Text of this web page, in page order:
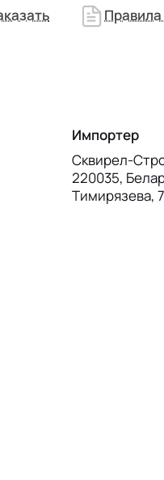
Правила
Импортер
Сквирел-
220035,
Тимирязева,